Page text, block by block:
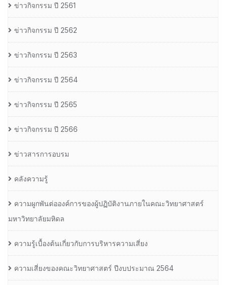
ข่าวกิจกรรม ปี 2561
ข่าวกิจกรรม ปี 2562
ข่าวกิจกรรม ปี 2563
ข่าวกิจกรรม ปี 2564
ข่าวกิจกรรม ปี 2565
ข่าวกิจกรรม ปี 2566
ข่าวสารการอบรม
คลังความรู้
ความผูกพันต่อองค์การของผู้ปฏิบัติงานภายในคณะวิทยาศาสตร์
มหาวิทยาลัยมหิดล
ความรู้เบื้องต้นเกี่ยวกับการบริหารความเสี่ยง
ความเสี่ยงของคณะวิทยาศาสตร์ ปีงบประมาณ 2564